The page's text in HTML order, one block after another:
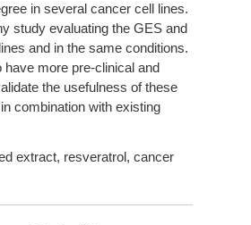
in several cancer cell lines.
study evaluating the GES and
and in the same conditions.
have more pre-clinical and
the usefulness of these
combination with existing
extract, resveratrol, cancer